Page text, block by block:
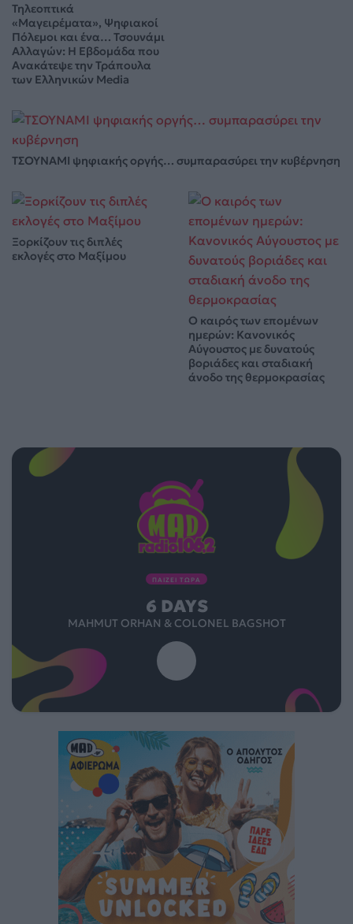
Τηλεοπτικά
«Μαγειρέματα», Ψηφιακοί
Πόλεμοι και ένα… Τσουνάμι
Αλλαγών: Η Εβδομάδα που
Ανακάτεψε την Τράπουλα
των Ελληνικών Media
ΤΣΟΥΝΑΜΙ ψηφιακής οργής… συμπαρασύρει την κυβέρνηση
Ξορκίζουν τις διπλές
εκλογές στο Μαξίμου
Ο καιρός των επομένων
ημερών: Κανονικός
Αύγουστος με δυνατούς
βοριάδες και σταδιακή
άνοδο της θερμοκρασίας
ΠΑΙΖΕΙ ΤΩΡΑ
6 DAYS
MAHMUT ORHAN & COLONEL BAGSHOT